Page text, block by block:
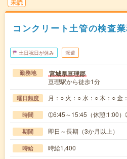
未読
コンクリート土管の検査
土日祝日が休み 派遣
勤務地 宮城県亘理郡
亘理駅から徒歩1分
曜日頻度 月：○ 火：○ 水：○ 木：○ 金
時間 ➀6:45～15:45（休憩:1:00）
期間 即日～長期（3か月以上）
時給 時給1,400